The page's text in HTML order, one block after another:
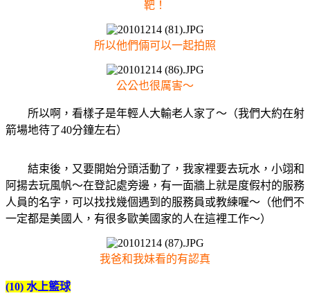
靶！
所以他們倆可以一起拍照
公公也很厲害～
所以啊，看樣子是年輕人大輸老人家了～（我們大約在射
箭場地待了40分鐘左右）
結束後，又要開始分頭活動了，我家裡要去玩水，小翊和
阿揚去玩風帆～在登記處旁邊，有一面牆上就是度假村的服務
人員的名字，可以找找幾個遇到的服務員或教練喔～（他們不
一定都是美國人，有很多歐美國家的人在這裡工作～）
我爸和我妹看的有認真
(10) 水上籃球